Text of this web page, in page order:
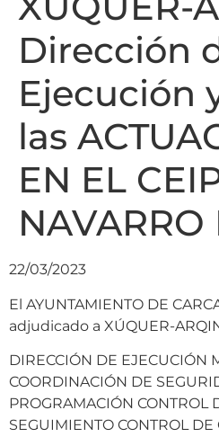
Dirección
Ejecución
las
EN EL
NAVARRO
22/03/2023
El AYUNTAMIENTO DE
adjudicado a XÚQUER-
DIRECCIÓN DE EJECUCIÓN
COORDINACIÓN DE
PROGRAMACIÓN CONTROL
SEGUIMIENTO CONTROL DE